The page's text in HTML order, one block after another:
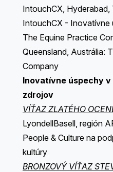
IntouchCX, Hyderabad,
IntouchCX - Inovatívne
The Equine Practice
Queensland, Austrália:
Company
Inovatívne úspechy
zdrojov
VÍŤAZ ZLATÉHO
LyondellBasell, región
People & Culture na
kultúry
BRONZOVÝ VÍŤAZ